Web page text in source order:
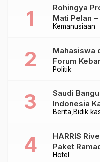
Kemanusiaan
Rohingya
Mati Pelan –
Politik
Mahasiswa
Forum
Berita Bidik
Saudi
Indonesia
Baru Sampai
Hotel
HARRIS
Paket
Takjil